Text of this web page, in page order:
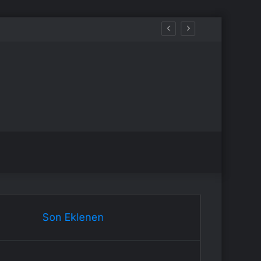
Son Eklenen